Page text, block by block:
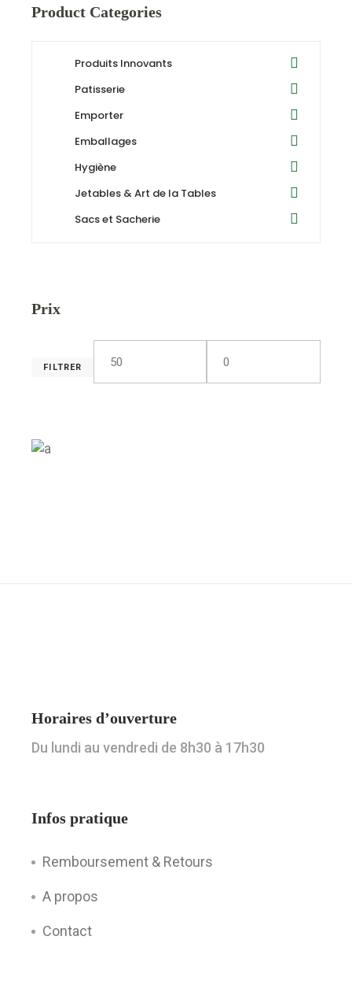
Product Categories
Produits Innovants
Patisserie
Emporter
Emballages
Hygiène
Jetables & Art de la Tables
Sacs et Sacherie
Prix
min
max
FILTRER
Horaires d’ouverture
Du lundi au vendredi de 8h30 à 17h30
Infos pratique
Remboursement & Retours
A propos
Contact